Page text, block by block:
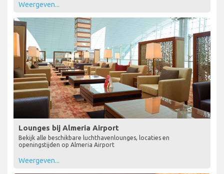
Weergeven...
Lounges bij Almeria Airport
Bekijk alle beschikbare luchthavenlounges, locaties en
openingstijden op Almeria Airport
Weergeven...